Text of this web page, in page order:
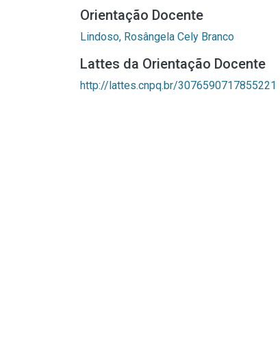
Orientação Docente
Lindoso, Rosângela Cely Branco
Lattes da Orientação Docente
http://lattes.cnpq.br/3076590717855221